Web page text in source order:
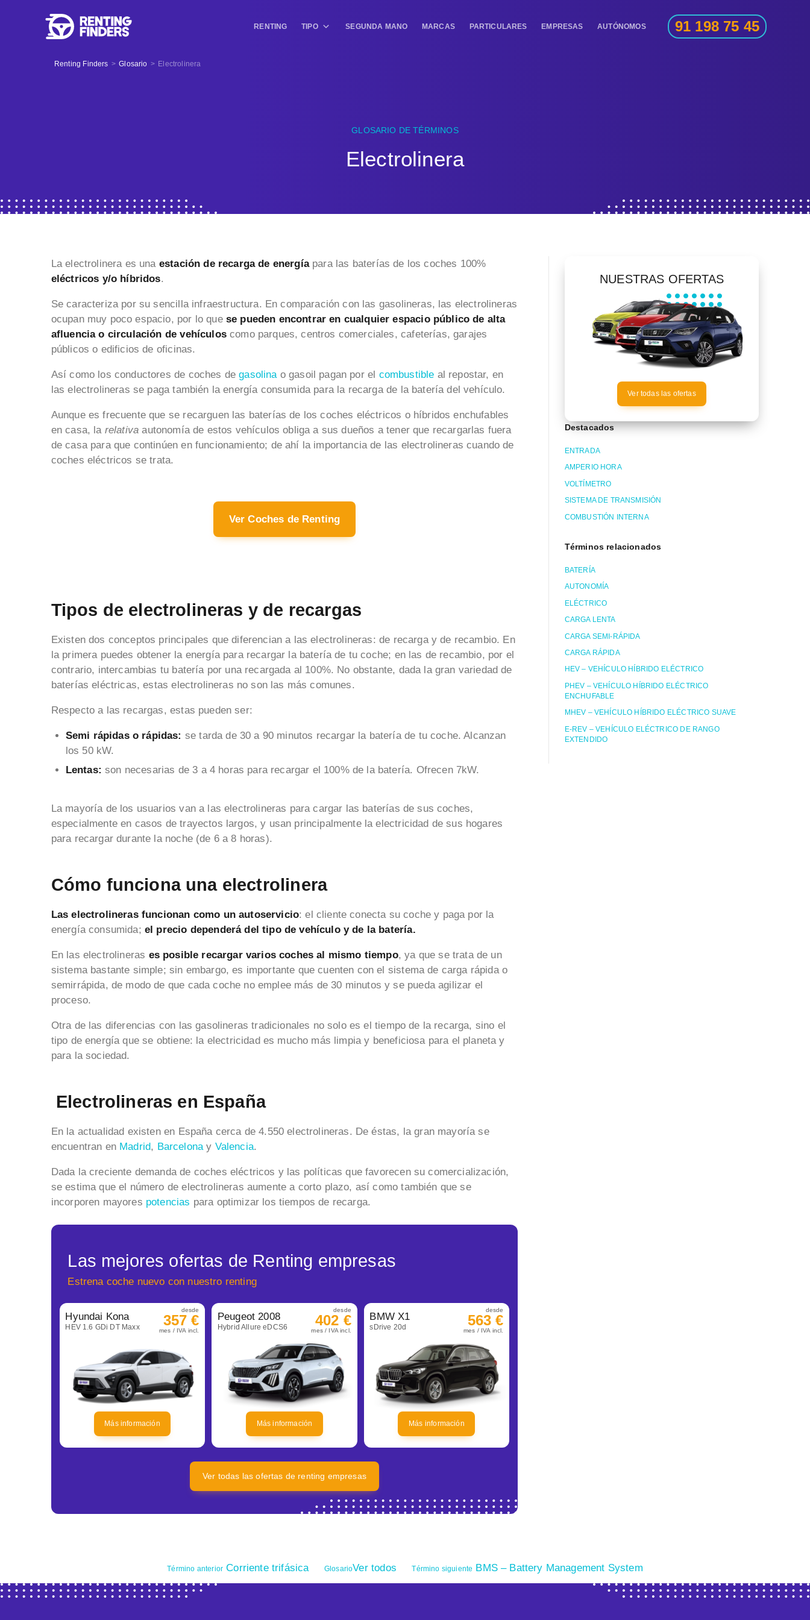
RENTING TIPO SEGUNDA MANO MARCAS PARTICULARES EMPRESAS AUTÓNOMOS 91 198 75 45
Renting Finders > Glosario > Electrolinera
GLOSARIO DE TÉRMINOS
Electrolinera
La electrolinera es una estación de recarga de energíapara las baterías de los coches 100%
eléctricos y/o híbridos.
Se caracteriza por su sencilla infraestructura. En comparación con las gasolineras, las electrolineras
ocupan muy poco espacio, por lo que se pueden encontrar en cualquier espacio público de alta
afluencia o circulación de vehículoscomo parques, centros comerciales, cafeterías, garajes
públicos o edificios de oficinas.
Así como los conductores de coches degasolina o gasoil pagan por el combustible al repostar, en
las electrolineras se paga también la energía consumida para la recarga de la batería del vehículo.
Aunque es frecuente que se recarguen las baterías de los coches eléctricos o híbridos enchufables
en casa, la relativa autonomía de estos vehículos obliga a sus dueños a tener que recargarlas fuera
de casa para que continúen en funcionamiento; de ahí la importancia de las electrolineras cuando de
coches eléctricos se trata.
Ver Coches de Renting
Tipos de electrolineras y de recargas
Existen dos conceptos principales que diferencian a las electrolineras: de recarga y de recambio. En
la primera puedes obtener la energía para recargar la batería de tu coche; en las de recambio, por el
contrario, intercambias tu batería por una recargada al 100%. No obstante, dada la gran variedad de
baterías eléctricas, estas electrolineras no son las más comunes.
Respecto a las recargas, estas pueden ser:
Semi rápidas o rápidas: se tarda de 30 a 90 minutos recargar la batería de tu coche. Alcanzan
los 50 kW.
Lentas: son necesarias de 3 a 4 horas para recargar el 100% de la batería. Ofrecen 7kW.
La mayoría de los usuarios van a las electrolineras para cargar las baterías de sus coches,
especialmente en casos de trayectos largos, y usan principalmente la electricidad de sus hogares
para recargar durante la noche (de 6 a 8 horas).
Cómo funciona una electrolinera
Las electrolineras funcionan como un autoservicio: el cliente conecta su coche y paga por la
energía consumida; el precio dependerá del tipo de vehículo y de la batería.
En las electrolineras es posible recargar varios coches al mismo tiempo, ya que se trata de un
sistema bastante simple; sin embargo, es importante que cuenten con el sistema de carga rápida o
semirrápida, de modo de que cada coche no emplee más de 30 minutos y se pueda agilizar el
proceso.
Otra de las diferencias con las gasolineras tradicionales no solo es el tiempo de la recarga, sino el
tipo de energía que se obtiene: la electricidad es mucho más limpia y beneficiosa para el planeta y
para la sociedad.
Electrolineras en España
En la actualidad existen en España cerca de 4.550 electrolineras. De éstas, la gran mayoría se
encuentran en Madrid, Barcelonay Valencia.
Dada la creciente demanda de coches eléctricos y las políticas que favorecen su comercialización,
se estima que el número de electrolineras aumente a corto plazo, así como también que se
incorporen mayores potencias para optimizar los tiempos de recarga.
Las mejores ofertas de Renting empresas
Estrena coche nuevo con nuestro renting
Hyundai Kona
HEV 1.6 GDi DT Maxx
desde
357 €
mes / IVA incl.
Más información
Peugeot 2008
Hybrid Allure eDCS6
desde
402 €
mes / IVA incl.
Más información
BMW X1
sDrive 20d
desde
563 €
mes / IVA incl.
Más información
Ver todas las ofertas de renting empresas
NUESTRAS OFERTAS
Ver todas las ofertas
Destacados
ENTRADA
AMPERIO HORA
VOLTÍMETRO
SISTEMA DE TRANSMISIÓN
COMBUSTIÓN INTERNA
Términos relacionados
BATERÍA
AUTONOMÍA
ELÉCTRICO
CARGA LENTA
CARGA SEMI-RÁPIDA
CARGA RÁPIDA
HEV – VEHÍCULO HÍBRIDO ELÉCTRICO
PHEV – VEHÍCULO HÍBRIDO ELÉCTRICO
ENCHUFABLE
MHEV – VEHÍCULO HÍBRIDO ELÉCTRICO SUAVE
E-REV – VEHÍCULO ELÉCTRICO DE RANGO
EXTENDIDO
Término anterior Corriente trifásica GlosarioVer todos Término siguiente BMS – Battery Management System